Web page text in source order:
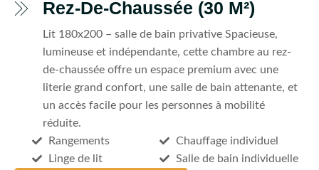
Rez-De-Chaussée (30 M²)
Lit 180x200 – salle de bain privative Spacieuse,
lumineuse et indépendante, cette chambre au rez-
de-chaussée offre un espace premium avec une
literie grand confort, une salle de bain attenante, et
un accès facile pour les personnes à mobilité
réduite.
Rangements
Linge de lit
Chauffage individuel
Salle de bain individuelle